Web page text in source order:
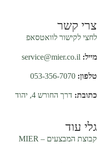
צרי קשר
לחצי לקישור לוואטסאפ
מייל: service@mier.co.il
טלפון: 053-356-7070
כתובת: דרך החורש 4, יהוד
גלי עוד
קבוצת המבצעים – MIER